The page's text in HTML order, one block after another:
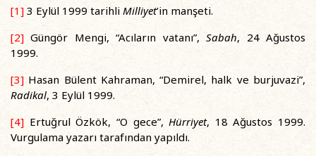
[1] 3 Eylül 1999 tarihli Milliyet’in manşeti.
[2] Güngör Mengi, “Acıların vatanı”,Sabah, 24 Ağustos
1999.
[3] Hasan Bülent Kahraman, “Demirel, halk ve burjuvazi”,
Radikal, 3 Eylül 1999.
[4] Ertuğrul Özkök, “O gece”,Hürriyet, 18 Ağustos 1999.
Vurgulama yazarı tarafından yapıldı.